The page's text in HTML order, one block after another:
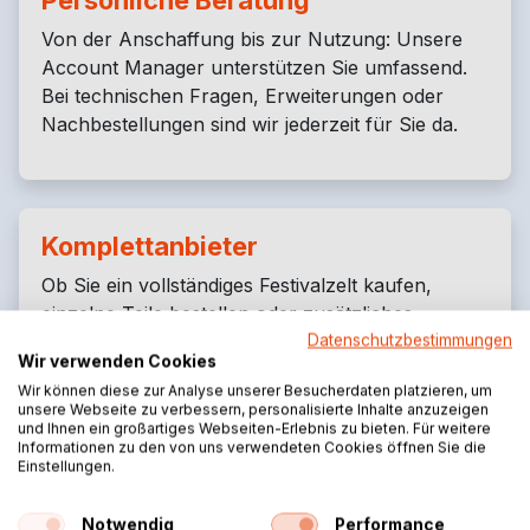
Von der Anschaffung bis zur Nutzung: Unsere
Account Manager unterstützen Sie umfassend.
Bei technischen Fragen, Erweiterungen oder
Nachbestellungen sind wir jederzeit für Sie da.
Komplettanbieter
Ob Sie ein vollständiges Festivalzelt kaufen,
einzelne Teile bestellen oder zusätzliches
Zubehör wie einen Zeltboden benötigen – bei uns
bekommen Sie alles aus einer Hand.
Datenschutzbestimmungen
Wir verwenden Cookies
Wir können diese zur Analyse unserer Besucherdaten platzieren, um
unsere Webseite zu verbessern, personalisierte Inhalte anzuzeigen
und Ihnen ein großartiges Webseiten-Erlebnis zu bieten. Für weitere
Informationen zu den von uns verwendeten Cookies öffnen Sie die
Einstellungen.
Notwendig Performance